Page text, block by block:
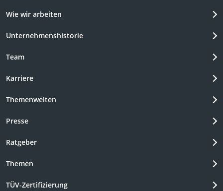
Wie wir arbeiten
Unternehmenshistorie
Team
Karriere
Themenwelten
Presse
Ratgeber
Themen
TÜV-Zertifizierung